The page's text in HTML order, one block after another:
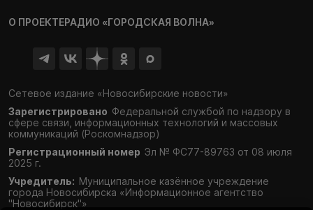
О ПРОЕКТЕРАДИО «ГОРОДСКАЯ ВОЛНА»
Сетевое издание «Новосибирские новости»
Зарегистрировано Федеральной службой по надзору в
сфере связи, информационных технологий и массовых
коммуникаций (Роскомнадзор)
Регистрационный номер Эл № ФС77-89763 от 08 июля
2025 г.
Учредитель: Муниципальное казённое учреждение
города Новосибирска «Информационное агентство
"Новосибирск"»